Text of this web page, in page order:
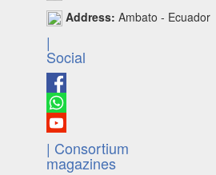
Address: Ambato - Ecuador
|
Social
| Consortium
magazines